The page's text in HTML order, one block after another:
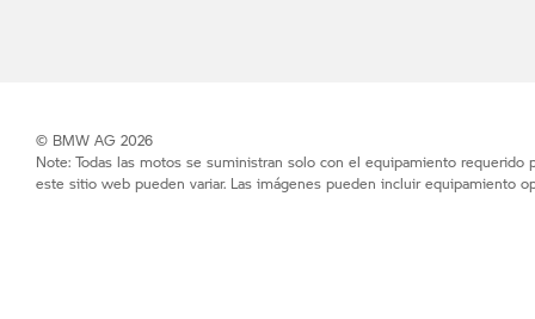
© BMW AG 2026
Note: Todas las motos se suministran solo con el equipamiento
este sitio web pueden variar. Las imágenes pueden incluir equipamiento